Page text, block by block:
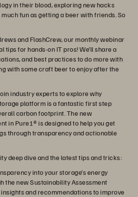
in their blood, exploring new hacks
fun as getting a beer with friends. So
and FlashCrew, our monthly webinar
for hands-on IT pros! We’ll share a
and best practices to do more with
with some craft beer to enjoy after the
industry experts to explore why
platform is a fantastic first step
carbon footprint. The new
in Pure1® is designed to help you get
through transparency and actionable
deep dive and the latest tips and tricks:
into your storage’s energy
the new Sustainability Assessment
insights and recommendations to improve